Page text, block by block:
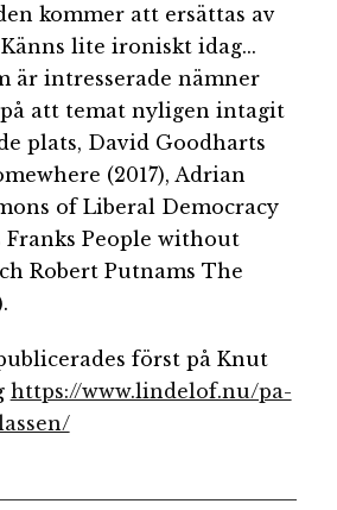
kommer att ersättas av
Känns lite ironiskt idag...
är intresserade nämner
att temat nyligen intagit
plats, David Goodharts
(2017), Adrian
of Liberal Democracy
Franks People without
Robert Putnams The
först på Knut
https://www.lindelof.nu/pa-